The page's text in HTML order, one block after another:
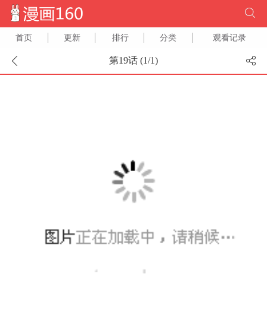
首页 更新 排行 分类 观看记录
第19话 (1/1)